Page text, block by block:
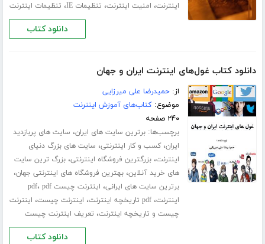
اینترنت، امنیت اینترنت، تنظیمات IE ، تنظیمات اینترنت
دانلود کتاب
دانلود کتاب غول‌های اینترنت ایران و جهان
از:حمیدرضا علی میرزایی
موضوع:کتاب‌های آموزش اینترنت
۲۴۰ صفحه
برچسب‌ها:برترین سایت های ایران، سایت های پربازدید
ایران،کسب و کار اینترنتی، سایت های بزرگ دنیای
اینترنت،بزرگترین فروشگاه اینترنتی،بزرگ ترین سایت
های خرید آنلاین،بهترین فروشگاه های اینترنتی جهان،
برترین سایت های ایرانی، اینترنت چیست pdf ، pdf
اینترنت،pdf تاریخچه اینترنت ، اینترنت چیست، اینترنت
چیست و تاریخچه اینترنت، تعریف اینترنت چیست
دانلود کتاب